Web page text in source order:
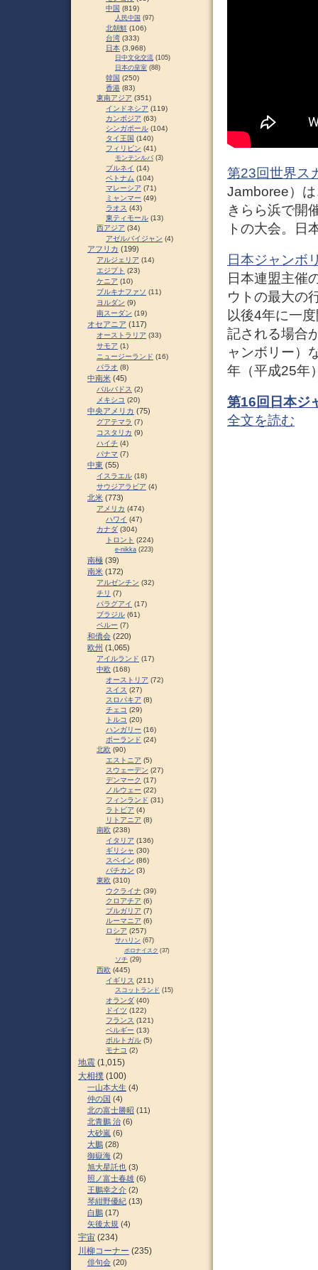
第23回世界ス
Jamboree）
きらら浜で開
トの大会。日
日本ジャンボ
日本連盟主催
ウトの最大の
以後4年に一
記される場合
ャンボリー）
年（平成25年
第16回日本ジ
全文を読む
中国 (819)
人民中国 (97)
北朝鮮 (106)
台湾 (333)
日本 (3,968)
日中文化交流 (105)
日本の皇室 (88)
韓国 (250)
香港 (83)
東南アジア (351)
インドネシア (119)
カンボジア (63)
シンガポール (104)
タイ王国 (140)
フィリピン (41)
モンテンルパ (3)
ブルネイ (14)
ベトナム (104)
マレーシア (71)
ミャンマー (49)
ラオス (43)
東ティモール (13)
西アジア (34)
アゼルバイジャン (4)
アフリカ (199)
アルジェリア (14)
エジプト (23)
ケニア (10)
ブルキナファソ (11)
ヨルダン (9)
南スーダン (19)
オセアニア (117)
オーストラリア (33)
サモア (1)
ニュージーランド (16)
パラオ (8)
中南米 (45)
バルバドス (2)
メキシコ (20)
中央アメリカ (75)
グアテマラ (7)
コスタリカ (9)
ハイチ (4)
パナマ (7)
中東 (55)
イスラエル (18)
サウジアラビア (4)
北米 (773)
アメリカ (474)
ハワイ (47)
カナダ (304)
トロント (224)
e-nikka (223)
南極 (39)
南米 (172)
アルゼンチン (32)
チリ (7)
パラグアイ (17)
ブラジル (61)
ペルー (7)
和僑会 (220)
欧州 (1,065)
アイルランド (17)
中欧 (168)
オーストリア (72)
スイス (27)
スロパキア (8)
チェコ (29)
トルコ (20)
ハンガリー (16)
ポーランド (24)
北欧 (90)
エストニア (5)
スウェーデン (27)
デンマーク (17)
ノルウェー (22)
フィンランド (31)
ラトビア (4)
リトアニア (8)
南欧 (238)
イタリア (136)
ギリシャ (30)
スペイン (86)
バチカン (3)
東欧 (310)
ウクライナ (39)
クロアチア (6)
ブルガリア (7)
ルーマニア (6)
ロシア (257)
サハリン (67)
ポロナイスク (37)
ソチ (29)
西欧 (445)
イギリス (211)
スコットランド (15)
オランダ (40)
ドイツ (122)
フランス (121)
ベルギー (13)
ポルトガル (5)
モナコ (2)
地震 (1,015)
大相撲 (100)
一山本大生 (4)
仲の国 (4)
北の富士勝昭 (11)
北青鵬 治 (6)
大砂嵐 (6)
大鵬 (28)
御嶽海 (2)
旭大星託也 (3)
照ノ富士春雄 (6)
王鵬幸之介 (2)
琴紺野優紀 (13)
白鵬 (17)
矢後太規 (4)
宇宙 (234)
川柳コーナー (235)
俳句会 (20)